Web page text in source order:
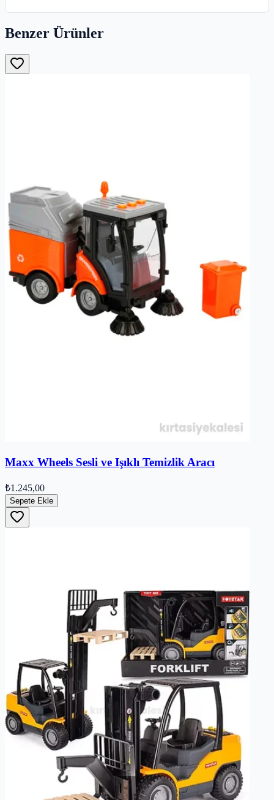
Benzer Ürünler
Maxx Wheels Sesli ve Işıklı Temizlik Aracı
₺1.245,00
Sepete Ekle